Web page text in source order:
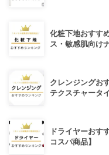
化粧下地おすす
ス・敏感肌向け
クレンジングお
テクスチャータ
ドライヤーおす
コスパ商品】